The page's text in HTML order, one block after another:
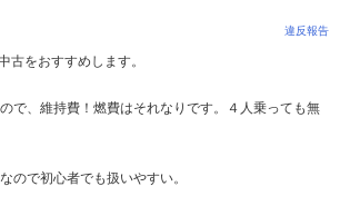
違反報告
古をおすすめします。
で、維持費！燃費はそれなりです。４人乗っても無
ので初心者でも扱いやすい。